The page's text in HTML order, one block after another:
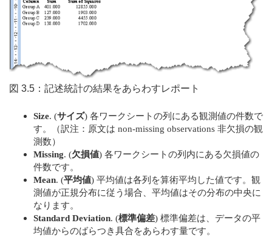
図 3.5：記述統計の結果をあらわすレポート
Size. (サイズ) 各ワークシートの列にある観測値の件数で
す。（訳注：原文は non-missing observations 非欠損の観
測数）
Missing. (欠損値) 各ワークシートの列内にある欠損値の
件数です。
Mean. (平均値) 平均値は各列を算術平均した値です。観
測値が正規分布に従う場合、平均値はその分布の中央に
なります。
Standard Deviation. (標準偏差) 標準偏差は、データの平
均値からのばらつき具合をあらわす量です。